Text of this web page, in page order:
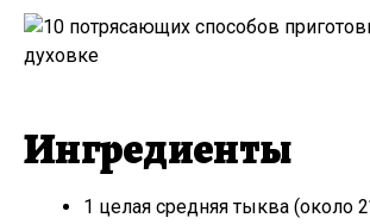
Ингредиенты
1 целая средняя тыква (около